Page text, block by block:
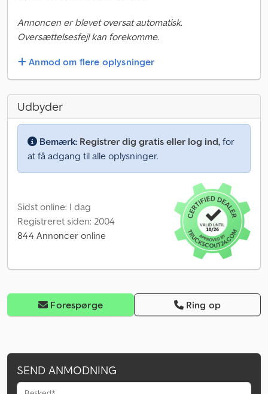
Annoncen er blevet oversat automatisk.
Oversættelsesfejl kan forekomme.
Anmod om flere oplysninger
Udbyder
Bemærk: Registrer dig gratis eller log ind, for
at få adgang til alle oplysninger.
Sidst online: I dag
Registreret siden: 2004
844 Annoncer online
Forespørge Ring op
SEND ANMODNING